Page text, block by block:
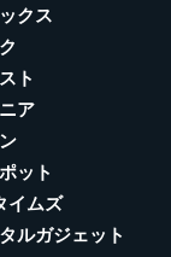
クス
ト
ア
ット
イムズ
ルガジェット